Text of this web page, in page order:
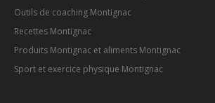
Outils de coaching Montignac
Recettes Montignac
Produits Montignac et aliments Montignac
Sport et exercice physique Montignac